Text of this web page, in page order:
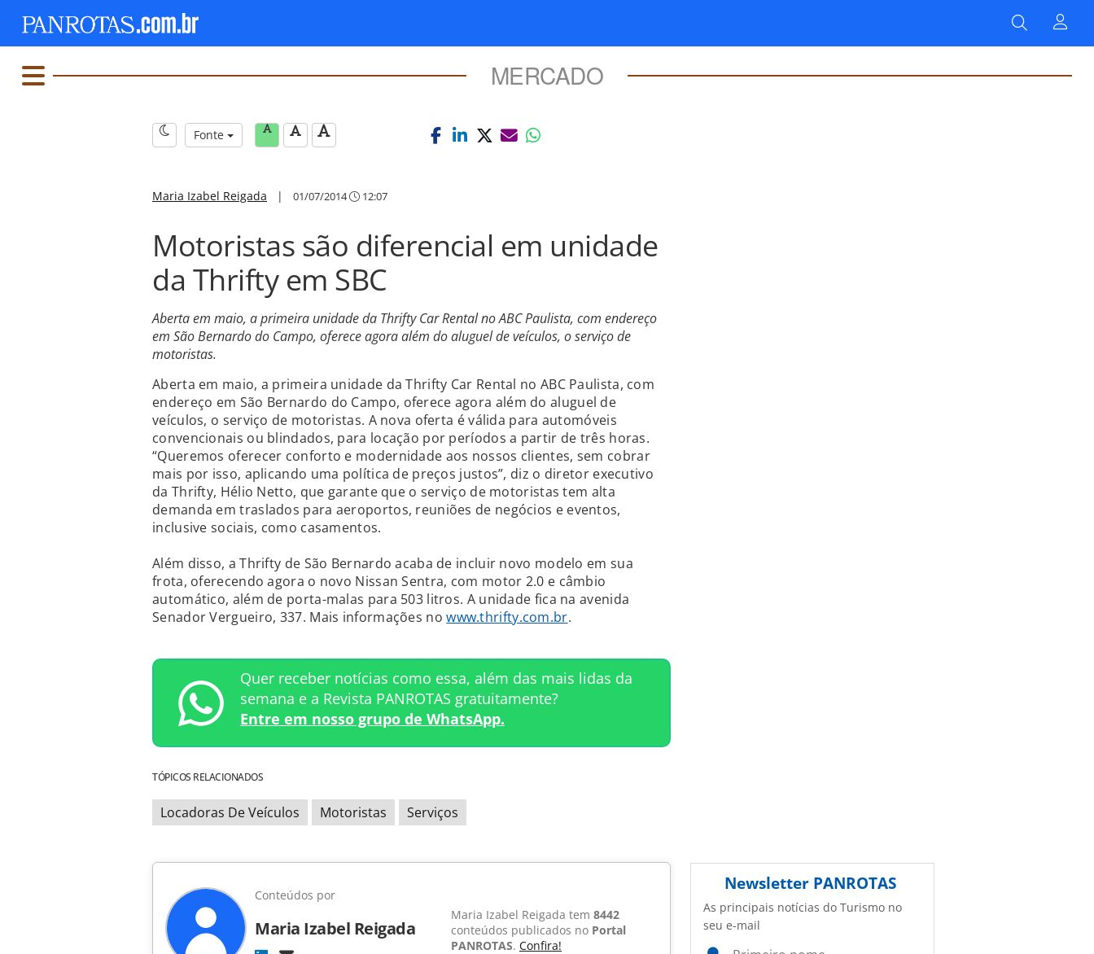
MERCADO
Fonte
Maria Izabel Reigada | 01/07/2014 12:07
Motoristas são diferencial em unidade
da Thrifty em SBC
Aberta em maio, a primeira unidade da Thrifty Car Rental no ABC Paulista, com endereço
em São Bernardo do Campo, oferece agora além do aluguel de veículos, o serviço de
motoristas.
Aberta em maio, a primeira unidade da Thrifty Car Rental no ABC Paulista, com
endereço em São Bernardo do Campo, oferece agora além do aluguel de
veículos, o serviço de motoristas. A nova oferta é válida para automóveis
convencionais ou blindados, para locação por períodos a partir de três horas.
“Queremos oferecer conforto e modernidade aos nossos clientes, sem cobrar
mais por isso, aplicando uma política de preços justos”, diz o diretor executivo
da Thrifty, Hélio Netto, que garante que o serviço de motoristas tem alta
demanda em traslados para aeroportos, reuniões de negócios e eventos,
inclusive sociais, como casamentos.
Além disso, a Thrifty de São Bernardo acaba de incluir novo modelo em sua
frota, oferecendo agora o novo Nissan Sentra, com motor 2.0 e câmbio
automático, além de porta-malas para 503 litros. A unidade fica na avenida
Senador Vergueiro, 337. Mais informações nowww.thrifty.com.br.
Quer receber notícias como essa, além das mais lidas da
semana e a Revista PANROTAS gratuitamente?
Entre em nosso grupo de WhatsApp.
TÓPICOS RELACIONADOS
Locadoras De Veículos Motoristas Serviços
Conteúdos por
Maria Izabel Reigada
Maria Izabel Reigada tem 8442
conteúdos publicados no Portal
PANROTAS. Confira!
Newsletter PANROTAS
As principais notícias do Turismo no
seu e-mail